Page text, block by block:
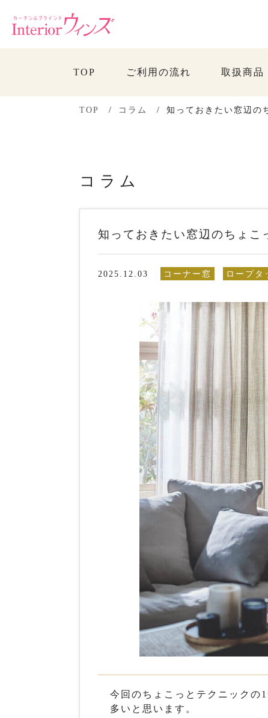
TOP ご利用の流れ 取扱商品
TOP コラム 知っておきたい窓辺
コラム
知っておきたい窓辺のちょ
2025.12.03 コーナー窓 ロープタ
今回のちょこっとテクニックの
多いと思います。